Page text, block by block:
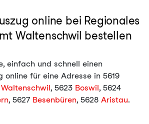
online bei Regionales
Waltenschwil bestellen
einfach und schnell einen
online für eine Adresse in 5619
Waltenschwil, 5623 Boswil, 5624
, 5627 Besenbüren, 5628 Aristau.